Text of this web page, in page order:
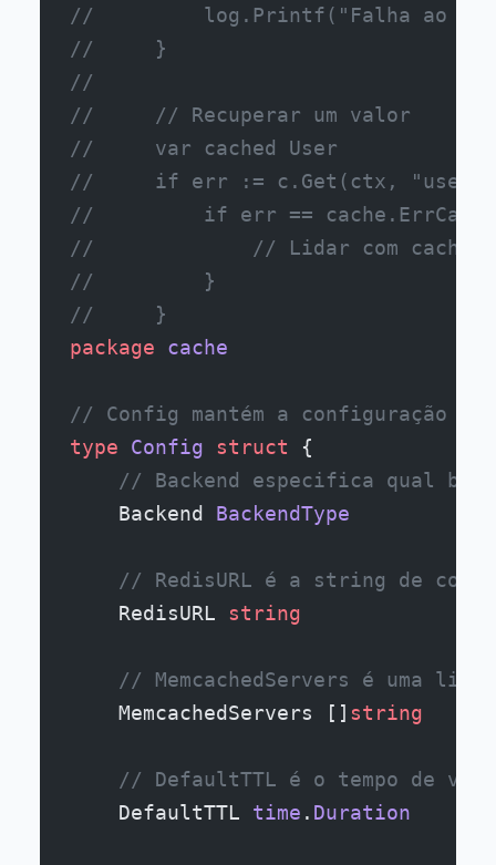
//         log.Printf("Falha ao
//     }
//
//     // Recuperar um valor
//     var cached User
//     if err := c.Get(ctx,
//         if err ==
//             // Lidar com cache
//         }
//     }
package cache
// Config mantém a configuração
type Config struct {
// Backend especifica qual
    Backend
BackendType
// RedisURL é a string de
    RedisURL
string
// MemcachedServers é uma
    MemcachedServers []
string
// DefaultTTL é o tempo de
    DefaultTTL
time . Duration